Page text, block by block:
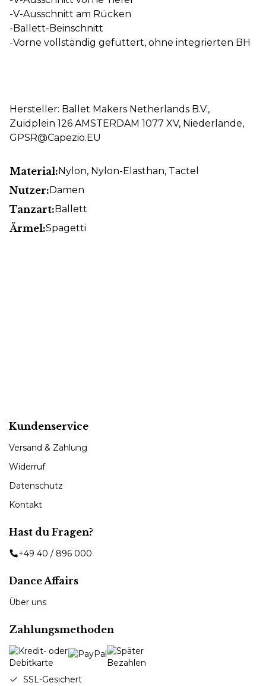
-V-Ausschnitt am Rücken
-Ballett-Beinschnitt
-Vorne vollständig gefüttert, ohne integrierten BH
Hersteller: Ballet Makers Netherlands B.V.,
Zuidplein 126 AMSTERDAM 1077 XV, Niederlande,
GPSR@Capezio.EU
Material:Nylon, Nylon-Elasthan, Tactel
Nutzer:Damen
Tanzart:Ballett
Ärmel:Spagetti
Kundenservice
Versand & Zahlung
Widerruf
Datenschutz
Kontakt
Hast du Fragen?
+49 40 / 896 000
Dance Affairs
Über uns
Zahlungsmethoden
SSL-Gesichert